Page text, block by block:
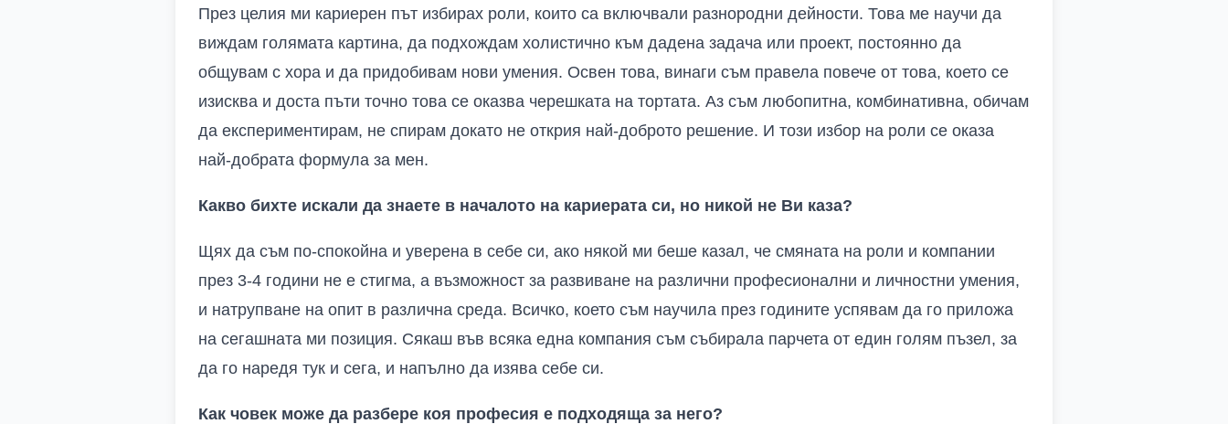
През целия ми кариерен път избирах роли, които са включвали разнородни дейности. Това ме научи да
виждам голямата картина, да подхождам холистично към дадена задача или проект, постоянно да
общувам с хора и да придобивам нови умения. Освен това, винаги съм правела повече от това, което се
изисква и доста пъти точно това се оказва черешката на тортата. Аз съм любопитна, комбинативна, обичам
да експериментирам, не спирам докато не открия най-доброто решение. И този избор на роли се оказа
най-добрата формула за мен.
Какво бихте искали да знаете в началото на кариерата си, но никой не Ви каза?
Щях да съм по-спокойна и уверена в себе си, ако някой ми беше казал, че смяната на роли и компании
през 3-4 години не е стигма, а възможност за развиване на различни професионални и личностни умения,
и натрупване на опит в различна среда. Всичко, което съм научила през годините успявам да го приложа
на сегашната ми позиция. Сякаш във всяка една компания съм събирала парчета от един голям пъзел, за
да го наредя тук и сега, и напълно да изява себе си.
Как човек може да разбере коя професия е подходяща за него?